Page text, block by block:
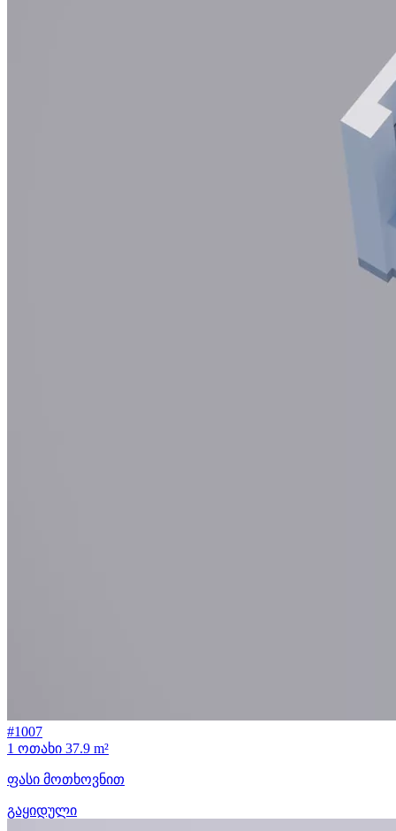
#1007
1 ოთახი 37.9 m²
ფასი მოთხოვნით
გაყიდული